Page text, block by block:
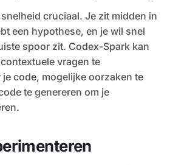
cruciaal. Je zit midden in
een hypothese, en je wil snel
spoor zit. Codex-Spark kan
vragen te
code, mogelijke oorzaken te
te genereren om je